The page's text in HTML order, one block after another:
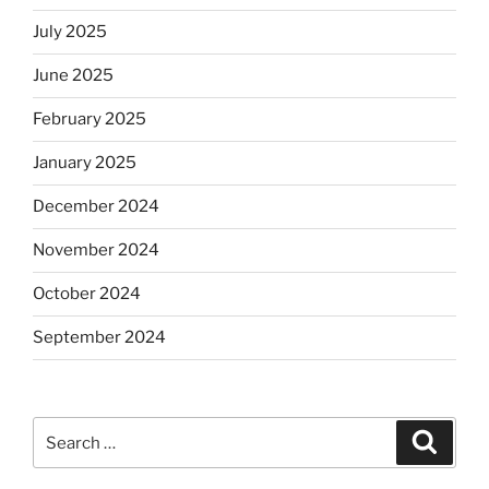
July 2025
June 2025
February 2025
January 2025
December 2024
November 2024
October 2024
September 2024
for: